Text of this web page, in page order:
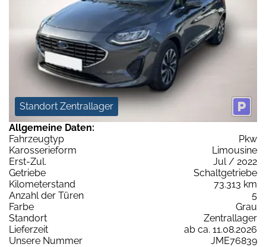
Standort Zentrallager
Allgemeine Daten:
Fahrzeugtyp
Pkw
Karosserieform
Limousine
Erst-Zul.
Jul / 2022
Getriebe
Schaltgetriebe
Kilometerstand
73.313 km
Anzahl der Türen
5
Farbe
Grau
Standort
Zentrallager
Lieferzeit
ab ca. 11.08.2026
Unsere Nummer
JME76839